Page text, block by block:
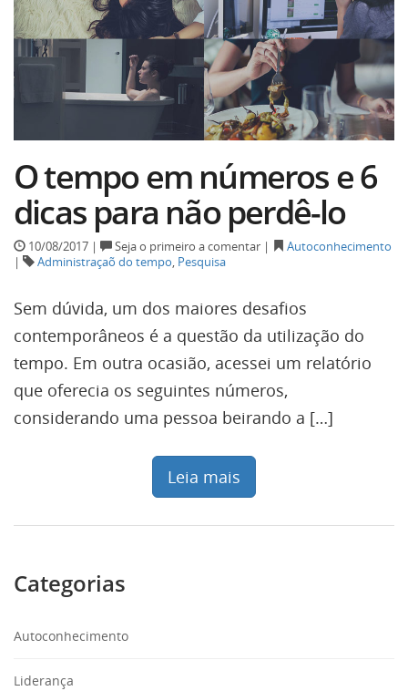
O tempo em números e 6
dicas para não perdê-lo
10/08/2017 | Seja o primeiro a comentar |
Autoconhecimento
|
Administraçaõ do tempo, Pesquisa
Sem dúvida, um dos maiores desafios
contemporâneos é a questão da utilização do
tempo. Em outra ocasião, acessei um relatório
que oferecia os seguintes números,
considerando uma pessoa beirando a […]
Leia mais
Categorias
Autoconhecimento
Liderança